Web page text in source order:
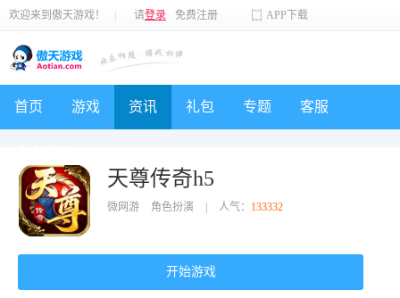
欢迎来到傲天游戏！ 请登录 免费注册 APP下载
首页 游戏 资讯 礼包 专题 客服
天尊传奇h5
微网游 角色扮演 人气： 133332
开始游戏